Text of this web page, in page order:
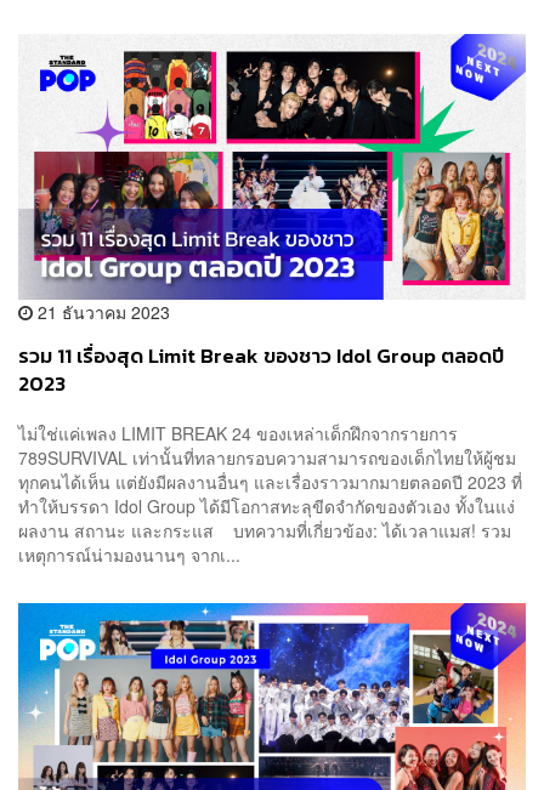
21 ธันวาคม 2023
รวม 11 เรื่องสุด Limit Break ของชาว Idol Group ตลอดปี
2023
ไม่ใช่แค่เพลง LIMIT BREAK 24 ของเหล่าเด็กฝึกจากรายการ
789SURVIVAL เท่านั้นที่ทลายกรอบความสามารถของเด็กไทยให้ผู้ชม
ทุกคนได้เห็น แต่ยังมีผลงานอื่นๆ และเรื่องราวมากมายตลอดปี 2023 ที่
ทำให้บรรดา Idol Group ได้มีโอกาสทะลุขีดจำกัดของตัวเอง ทั้งในแง่
ผลงาน สถานะ และกระแส บทความที่เกี่ยวข้อง: ได้เวลาแมส! รวม
เหตุการณ์น่ามองนานๆ จากเ...